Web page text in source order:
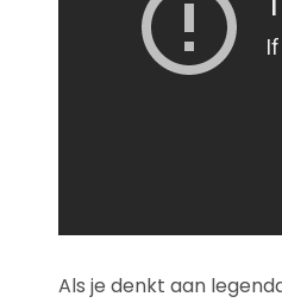
Als je denkt aan